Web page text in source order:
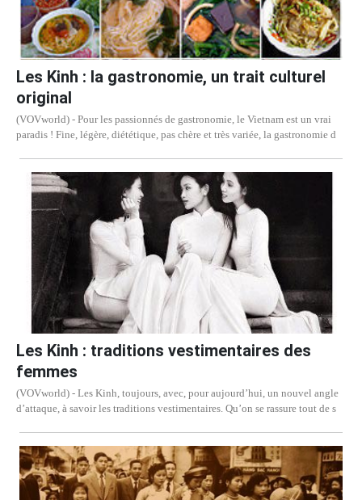
Les Kinh : la gastronomie, un trait culturel
original
(VOVworld) - Pour les passionnés de gastronomie, le Vietnam est un vrai
paradis ! Fine, légère, diététique, pas chère et très variée, la gastronomie d
Les Kinh : traditions vestimentaires des
femmes
(VOVworld) - Les Kinh, toujours, avec, pour aujourd’hui, un nouvel angle
d’attaque, à savoir les traditions vestimentaires. Qu’on se rassure tout de s